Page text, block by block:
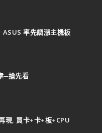
ASUS 率先調漲主機板
─搶先看
現, 買卡+卡+板+CPU